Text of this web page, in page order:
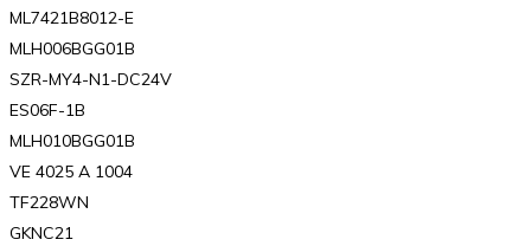
ML7421B8012-E
MLH006BGG01B
SZR-MY4-N1-DC24V
ES06F-1B
MLH010BGG01B
VE 4025 A 1004
TF228WN
GKNC21